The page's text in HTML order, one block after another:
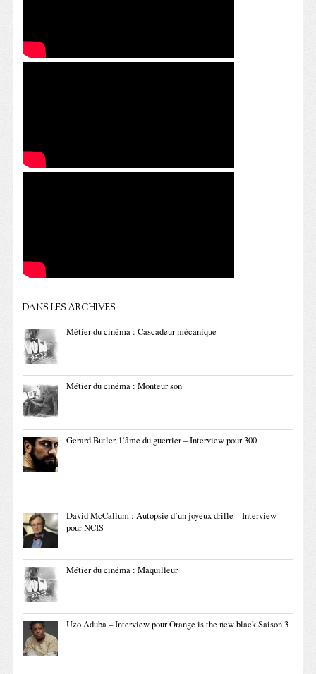
DANS LES ARCHIVES
Métier du cinéma : Cascadeur mécanique
Métier du cinéma : Monteur son
Gerard Butler, l’âme du guerrier – Interview pour 300
David McCallum : Autopsie d’un joyeux drille – Interview
pour NCIS
Métier du cinéma : Maquilleur
Uzo Aduba – Interview pour Orange is the new black Saison 3